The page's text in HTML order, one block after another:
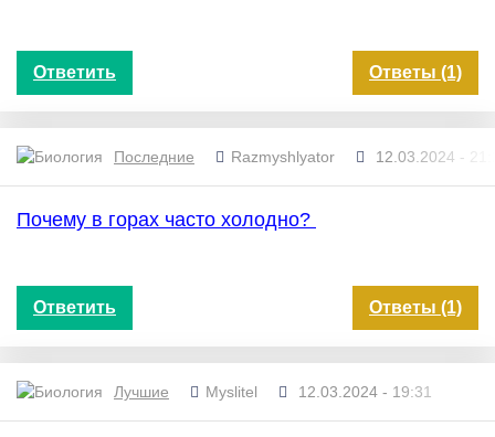
Ответить Ответы (1)
Последние Razmyshlyator 12.03.2024 -
Почему в горах часто холодно?
Ответить Ответы (1)
Лучшие Myslitel 12.03.2024 - 19:31